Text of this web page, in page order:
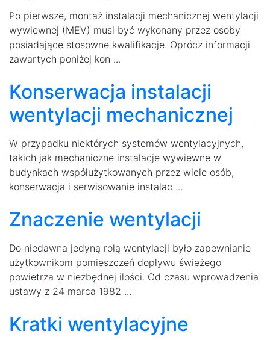
Po pierwsze, montaż instalacji mechanicznej wentylacji
wywiewnej (MEV) musi być wykonany przez osoby
posiadające stosowne kwalifikacje. Oprócz informacji
zawartych poniżej kon ...
Konserwacja instalacji
wentylacji mechanicznej
W przypadku niektórych systemów wentylacyjnych,
takich jak mechaniczne instalacje wywiewne w
budynkach współużytkowanych przez wiele osób,
konserwacja i serwisowanie instalac ...
Znaczenie wentylacji
Do niedawna jedyną rolą wentylacji było zapewnianie
użytkownikom pomieszczeń dopływu świeżego
powietrza w niezbędnej ilości. Od czasu wprowadzenia
ustawy z 24 marca 1982 ...
Kratki wentylacyjne